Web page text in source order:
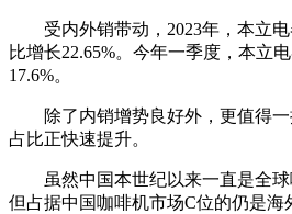
受内外销带动，2023年，本立电
比增长22.65%。今年一季度，本立
17.6%。
除了内销增势良好外，更值得一
占比正快速提升。
虽然中国本世纪以来一直是全球
但占据中国咖啡机市场C位的仍是